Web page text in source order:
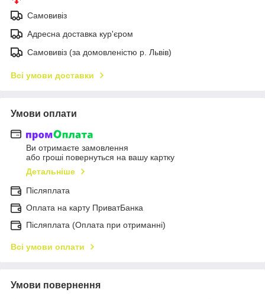
Самовивіз
Адресна доставка кур'єром
Самовивіз (за домовленістю р. Львів)
Всі умови доставки
Умови оплати
Ви отримаєте замовлення
або гроші повернуться на вашу картку
Детальніше
Післяплата
Оплата на карту ПриватБанка
Післяплата (Оплата при отриманні)
Всі умови оплати
Умови повернення